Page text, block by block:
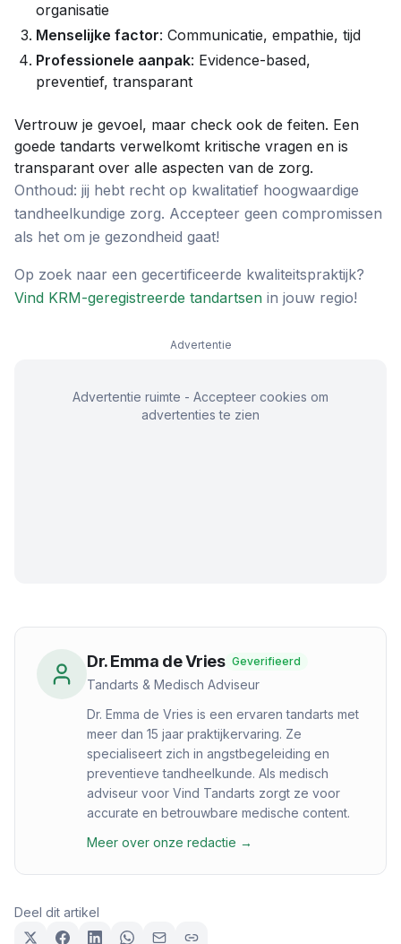
organisatie
Menselijke factor: Communicatie, empathie, tijd
Professionele aanpak: Evidence-based,
preventief, transparant
Vertrouw je gevoel, maar check ook de feiten. Een
goede tandarts verwelkomt kritische vragen en is
transparant over alle aspecten van de zorg.
Onthoud: jij hebt recht op kwalitatief hoogwaardige
tandheelkundige zorg. Accepteer geen compromissen
als het om je gezondheid gaat!
Op zoek naar een gecertificeerde kwaliteitspraktijk?
Vind KRM-geregistreerde tandartsen in jouw regio!
Advertentie
Advertentie ruimte - Accepteer cookies om
advertenties te zien
Dr. Emma de Vries Geverifieerd
Tandarts & Medisch Adviseur
Dr. Emma de Vries is een ervaren tandarts met
meer dan 15 jaar praktijkervaring. Ze
specialiseert zich in angstbegeleiding en
preventieve tandheelkunde. Als medisch
adviseur voor Vind Tandarts zorgt ze voor
accurate en betrouwbare medische content.
Meer over onze redactie →
Deel dit artikel